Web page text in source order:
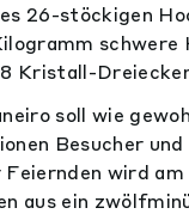
26-stöckigen
Kristall-
soll wie
Besucher und
wird
aus ein